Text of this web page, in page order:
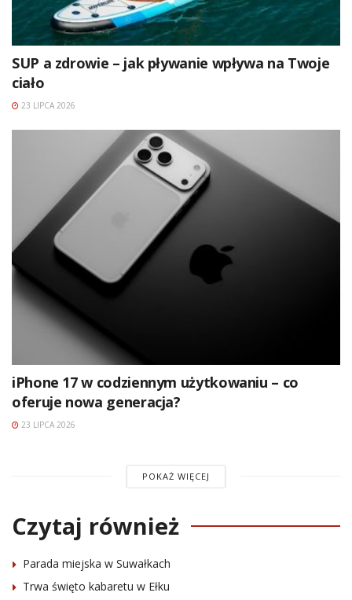
SUP a zdrowie – jak pływanie wpływa na Twoje
ciało
23 LIPCA 2026
iPhone 17 w codziennym użytkowaniu – co
oferuje nowa generacja?
23 LIPCA 2026
POKAŻ WIĘCEJ
Czytaj również
Parada miejska w Suwałkach
Trwa święto kabaretu w Ełku